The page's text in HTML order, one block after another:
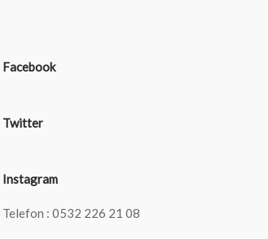
Facebook
Twitter
Instagram
Telefon : 0532 226 21 08